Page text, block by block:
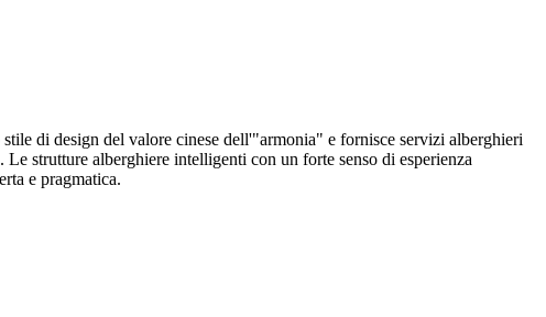
di design del valore cinese dell'"armonia" e fornisce servizi alberghieri
strutture alberghiere intelligenti con un forte senso di esperienza
e pragmatica.